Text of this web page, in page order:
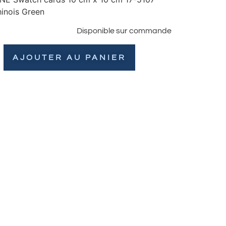
Green
Disponible sur commande
AJOUTER AU PANIER